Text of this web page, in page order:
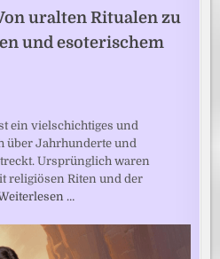
uralten Ritualen zu
und esoterischem
ein vielschichtiges und
über Jahrhunderte und
Ursprünglich waren
religiösen Riten und der
…